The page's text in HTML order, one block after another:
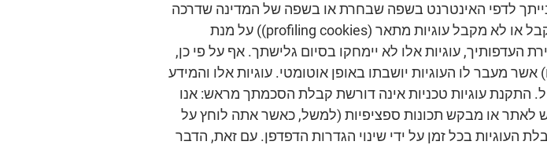
לדפי האינטרנט בשפה שבחרת או בשפה של המדינה שדרכה
אתה גולש באתר, על ידי שמירת העדפותיך באם אתה מקבל או לא מקבל עוגיות מתאר (profiling cookies)) על מנת
העדפותיך, עוגיות אלו לא יימחקו בסיום גלישתך. אף על פי כן,
מעבר לו העוגיות יושבתו באופן אוטומטי. עוגיות אלו והמידע
התקנת עוגיות טכניות אינה דורשת קבלת הסכמתך מראש: אנו
לאתר או מבקש תכונות ספציפיות (למשל, כאשר אתה לוחץ על
בכל זמן על ידי שינוי הגדרות הדפדפן. עם זאת, הדבר